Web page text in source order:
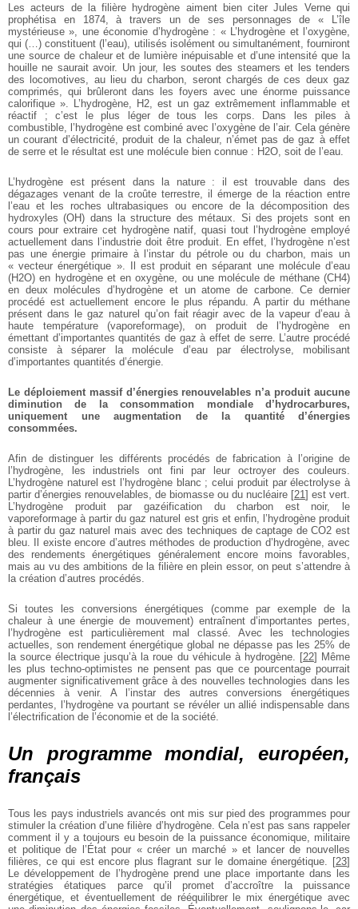
Les acteurs de la filière hydrogène aiment bien citer Jules Verne qui
prophétisa en 1874, à travers un de ses personnages de « L’île
mystérieuse », une économie d’hydrogène : « L’hydrogène et l’oxygène,
qui (…) constituent (l’eau), utilisés isolément ou simultanément, fourniront
une source de chaleur et de lumière inépuisable et d’une intensité que la
houille ne saurait avoir. Un jour, les soutes des steamers et les tenders
des locomotives, au lieu du charbon, seront chargés de ces deux gaz
comprimés, qui brûleront dans les foyers avec une énorme puissance
calorifique ». L’hydrogène, H2, est un gaz extrêmement inflammable et
réactif ; c’est le plus léger de tous les corps. Dans les piles à
combustible, l’hydrogène est combiné avec l’oxygène de l’air. Cela génère
un courant d’électricité, produit de la chaleur, n’émet pas de gaz à effet
de serre et le résultat est une molécule bien connue : H2O, soit de l’eau.
L’hydrogène est présent dans la nature : il est trouvable dans des
dégazages venant de la croûte terrestre, il émerge de la réaction entre
l’eau et les roches ultrabasiques ou encore de la décomposition des
hydroxyles (OH) dans la structure des métaux. Si des projets sont en
cours pour extraire cet hydrogène natif, quasi tout l’hydrogène employé
actuellement dans l’industrie doit être produit. En effet, l’hydrogène n’est
pas une énergie primaire à l’instar du pétrole ou du charbon, mais un
« vecteur énergétique ». Il est produit en séparant une molécule d’eau
(H2O) en hydrogène et en oxygène, ou une molécule de méthane (CH4)
en deux molécules d’hydrogène et un atome de carbone. Ce dernier
procédé est actuellement encore le plus répandu. A partir du méthane
présent dans le gaz naturel qu’on fait réagir avec de la vapeur d’eau à
haute température (vaporeformage), on produit de l’hydrogène en
émettant d’importantes quantités de gaz à effet de serre. L’autre procédé
consiste à séparer la molécule d’eau par électrolyse, mobilisant
d’importantes quantités d’énergie.
Le déploiement massif d’énergies renouvelables n’a produit aucune
diminution de la consommation mondiale d’hydrocarbures,
uniquement une augmentation de la quantité d’énergies
consommées.
Afin de distinguer les différents procédés de fabrication à l’origine de
l’hydrogène, les industriels ont fini par leur octroyer des couleurs.
L’hydrogène naturel est l’hydrogène blanc ; celui produit par électrolyse à
partir d’énergies renouvelables, de biomasse ou du nucléaire [21 ] est vert.
L’hydrogène produit par gazéification du charbon est noir, le
vaporeformage à partir du gaz naturel est gris et enfin, l’hydrogène produit
à partir du gaz naturel mais avec des techniques de captage de CO2 est
bleu. Il existe encore d’autres méthodes de production d’hydrogène, avec
des rendements énergétiques généralement encore moins favorables,
mais au vu des ambitions de la filière en plein essor, on peut s’attendre à
la création d’autres procédés.
Si toutes les conversions énergétiques (comme par exemple de la
chaleur à une énergie de mouvement) entraînent d’importantes pertes,
l’hydrogène est particulièrement mal classé. Avec les technologies
actuelles, son rendement énergétique global ne dépasse pas les 25% de
la source électrique jusqu’à la roue du véhicule à hydrogène.
[22] Même
les plus techno-optimistes ne pensent pas que ce pourcentage pourrait
augmenter significativement grâce à des nouvelles technologies dans les
décennies à venir. A l’instar des autres conversions énergétiques
perdantes, l’hydrogène va pourtant se révéler un allié indispensable dans
l’électrification de l’économie et de la société.
Un programme mondial, européen,
français
Tous les pays industriels avancés ont mis sur pied des programmes pour
stimuler la création d’une filière d’hydrogène. Cela n’est pas sans rappeler
comment il y a toujours eu besoin de la puissance économique, militaire
et politique de l’État pour « créer un marché » et lancer de nouvelles
filières, ce qui est encore plus flagrant sur le domaine énergétique.
[23]
Le développement de l’hydrogène prend une place importante dans les
stratégies étatiques parce qu’il promet d’accroître la puissance
énergétique, et éventuellement de rééquilibrer le mix énergétique avec